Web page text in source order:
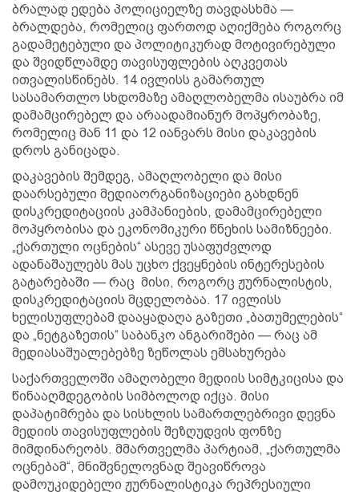
ბრალად ედება პოლიციელზე თავდასხმა —
ბრალდება, რომელიც ფართოდ აღიქმება როგორც
გადამეტებული და პოლიტიკურად მოტივირებული
და შვიდწლამდე თავისუფლების აღკვეთას
ითვალისწინებს. 14 ივლისს გამართულ
სასამართლო სხდომაზე ამაღლობელმა ისაუბრა იმ
დამამცირებელ და არაადამიანურ მოპყრობაზე,
რომელიც მან 11 და 12 იანვარს მისი დაკავების
დროს განიცადა.
დაკავების შემდეგ, ამაღლობელი და მისი
დაარსებული მედიაორგანიზაციები გახდნენ
დისკრედიტაციის კამპანიების, დამამცირებელი
მოპყრობისა და ეკონომიკური წნეხის სამიზნეები.
„ქართული ოცნების“ ასევე უსაფუძვლოდ
ადანაშაულებს მას უცხო ქვეყნების ინტერესების
გატარებაში — რაც მისი, როგორც ჟურნალისტის,
დისკრედიტაციის მცდელობაა. 17 ივლისს
ხელისუფლებამ დააყადაღა გაზეთი „ბათუმელების“
და „ნეტგაზეთის“ საბანკო ანგარიშები — რაც ამ
მედიასაშუალებებზე ზეწოლას ემსახურება
საქართველოში ამაღობელი მედიის სიმტკიცისა და
წინააღმდეგობის სიმბოლოდ იქცა. მისი
დაპატიმრება და სისხლის სამართლებრივი დევნა
მედიის თავისუფლების შეზღუდვის ფონზე
მიმდინარეობს. მმართველმა პარტიამ, „ქართულმა
ოცნებამ“, მნიშვნელოვნად შეავიწროვა
დამოუკიდებელი ჟურნალისტიკა რეპრესიული